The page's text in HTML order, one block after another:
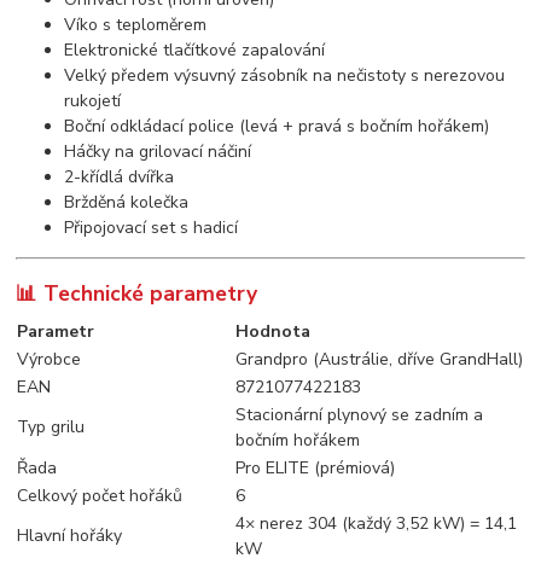
Víko s teploměrem
Elektronické tlačítkové zapalování
Velký předem výsuvný zásobník na nečistoty s nerezovou
rukojetí
Boční odkládací police (levá + pravá s bočním hořákem)
Háčky na grilovací náčiní
2-křídlá dvířka
Bržděná kolečka
Připojovací set s hadicí
📊 Technické parametry
Parametr
Hodnota
Výrobce
Grandpro (Austrálie, dříve GrandHall)
EAN
8721077422183
Typ grilu
Stacionární plynový se zadním a
bočním hořákem
Řada
Pro ELITE (prémiová)
Celkový počet hořáků
6
Hlavní hořáky
4× nerez 304 (každý 3,52 kW) = 14,1
kW